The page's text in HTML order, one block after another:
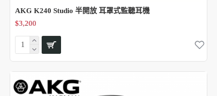
AKG K240 Studio 半開放 耳罩式監聽耳機
$3,200